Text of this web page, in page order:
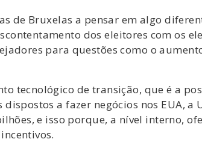
de Bruxelas a pensar em algo
dos eleitores com os
para questões como o
tecnológico de transição, que é a
a fazer negócios nos EUA, a
e isso porque, a nível interno,